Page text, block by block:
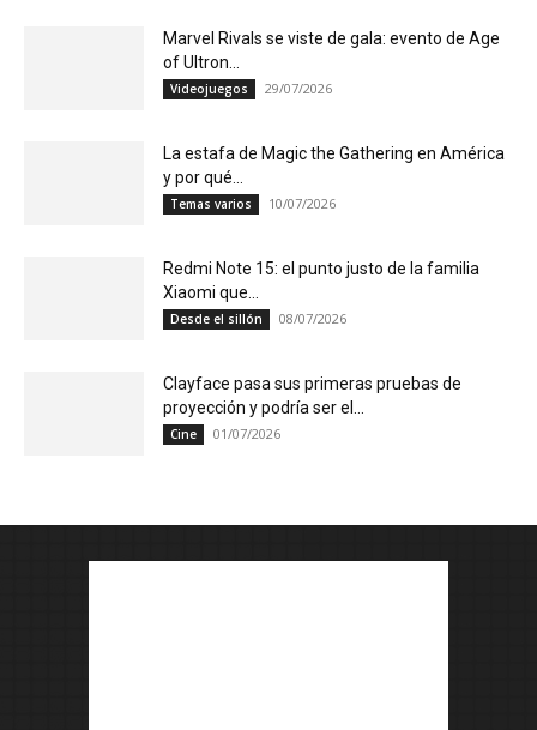
Marvel Rivals se viste de gala: evento de Age
of Ultron...
Videojuegos 29/07/2026
La estafa de Magic the Gathering en América
y por qué...
Temas varios 10/07/2026
Redmi Note 15: el punto justo de la familia
Xiaomi que...
Desde el sillón 08/07/2026
Clayface pasa sus primeras pruebas de
proyección y podría ser el...
Cine 01/07/2026